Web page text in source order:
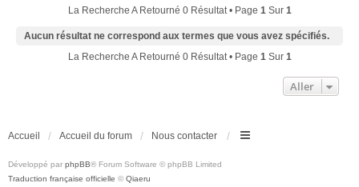
La Recherche A Retourné 0 Résultat • Page 1Sur 1
Aucun résultat ne correspond aux termes que vous avez spécifiés.
La Recherche A Retourné 0 Résultat • Page 1Sur 1
Aller
Accueil Accueil du forum Nous contacter
Développé par phpBB® Forum Software © phpBB Limited
Traduction française officielle © Qiaeru